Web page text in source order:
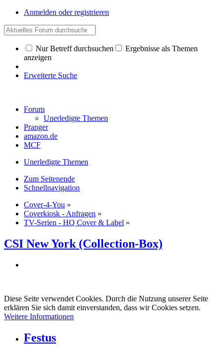
Anmelden oder registrieren
Nur Betreff durchsuchen
Ergebnisse als Themen
anzeigen
Erweiterte Suche
Forum
Unerledigte Themen
Pranger
amazon.de
MCF
Unerledigte Themen
Zum Seitenende
Schnellnavigation
Cover-4-You »
Coverkiosk - Anfragen »
TV-Serien - HQ Cover & Label »
CSI New York (Collection-Box)
Diese Seite verwendet Cookies. Durch die Nutzung unserer Seite
erklären Sie sich damit einverstanden, dass wir Cookies setzen.
Weitere Informationen
Festus